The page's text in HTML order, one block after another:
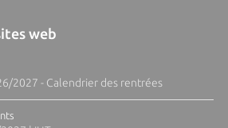
web
2027 - Calendrier des rentrées